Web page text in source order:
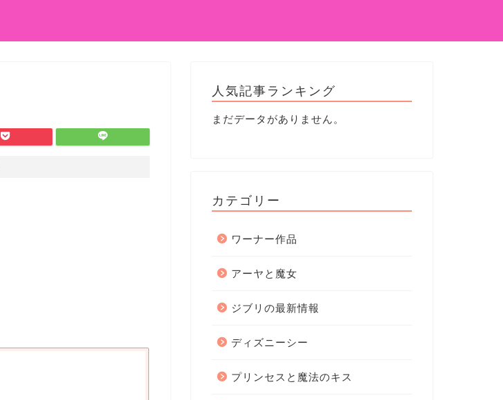
人気記事ランキング
まだデータがありません。
カテゴリー
ワーナー作品
アーヤと魔女
ジブリの最新情報
ディズニーシー
プリンセスと魔法のキス